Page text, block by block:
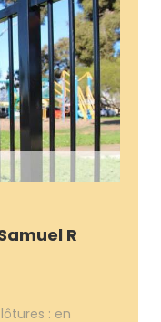
R
: en